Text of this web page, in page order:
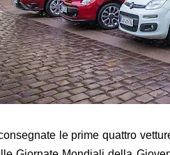
le prime quattro